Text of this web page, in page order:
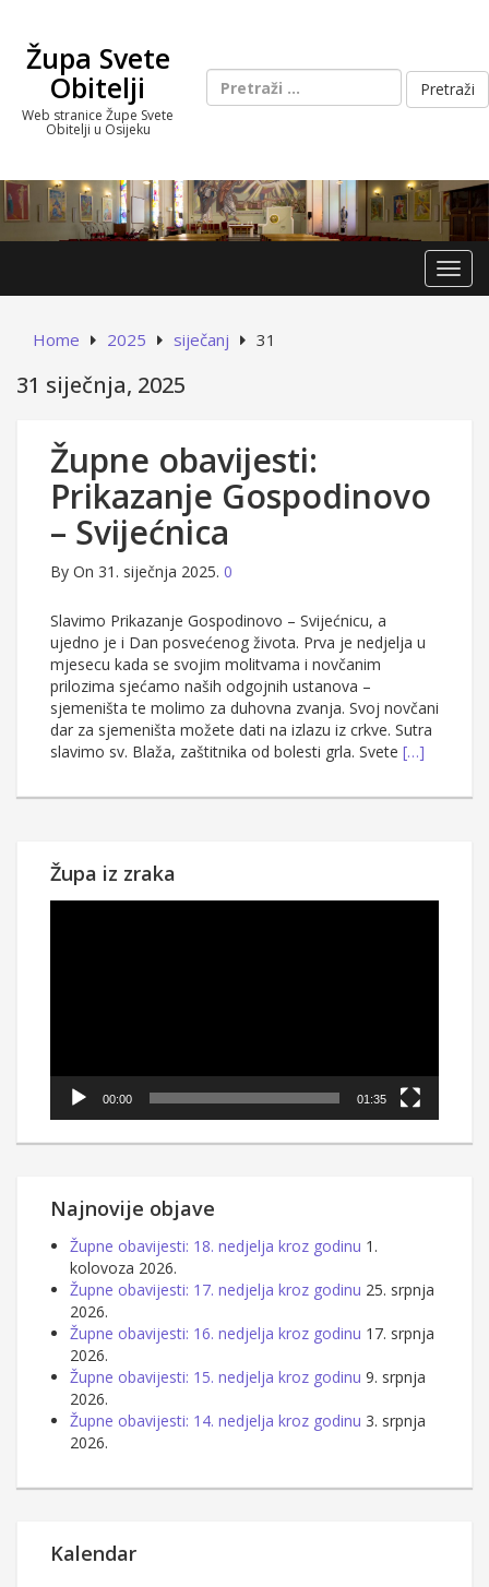
contentŽupa Svete
Obitelji
Web stranice Župe Svete
Obitelji u Osijeku
Pretraži:
Home 2025 siječanj 31
31 siječnja, 2025
Župne obavijesti:
Prikazanje Gospodinovo
– Svijećnica
By On 31. siječnja 2025. 0
Slavimo Prikazanje Gospodinovo – Svijećnicu, a
ujedno je i Dan posvećenog života. Prva je nedjelja u
mjesecu kada se svojim molitvama i novčanim
prilozima sjećamo naših odgojnih ustanova –
sjemeništa te molimo za duhovna zvanja. Svoj novčani
dar za sjemeništa možete dati na izlazu iz crkve. Sutra
slavimo sv. Blaža, zaštitnika od bolesti grla. Svete […]
Župa iz zraka
00:00 01:35
Najnovije objave
Župne obavijesti: 18. nedjelja kroz godinu 1.
kolovoza 2026.
Župne obavijesti: 17. nedjelja kroz godinu 25. srpnja
2026.
Župne obavijesti: 16. nedjelja kroz godinu 17. srpnja
2026.
Župne obavijesti: 15. nedjelja kroz godinu 9. srpnja
2026.
Župne obavijesti: 14. nedjelja kroz godinu 3. srpnja
2026.
Kalendar